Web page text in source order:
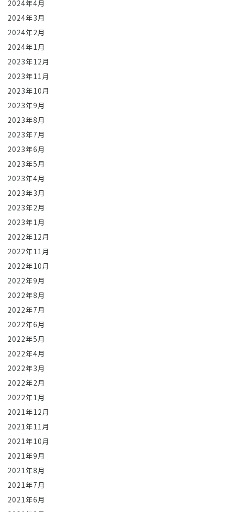
2024年4月
2024年3月
2024年2月
2024年1月
2023年12月
2023年11月
2023年10月
2023年9月
2023年8月
2023年7月
2023年6月
2023年5月
2023年4月
2023年3月
2023年2月
2023年1月
2022年12月
2022年11月
2022年10月
2022年9月
2022年8月
2022年7月
2022年6月
2022年5月
2022年4月
2022年3月
2022年2月
2022年1月
2021年12月
2021年11月
2021年10月
2021年9月
2021年8月
2021年7月
2021年6月